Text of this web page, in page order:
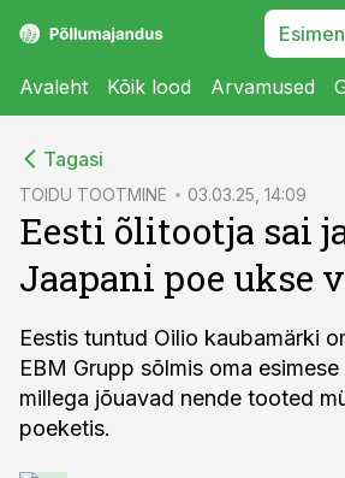
Avaleht Kõik lood Arvamused
Tagasi
TOIDU TOOTMINE 03.03.25, 14:09
Eesti õlitootja sai
Jaapani poe ukse
Eestis tuntud Oilio kaubamärki
EBM Grupp sõlmis oma
millega jõuavad nende tooted
poeketis.